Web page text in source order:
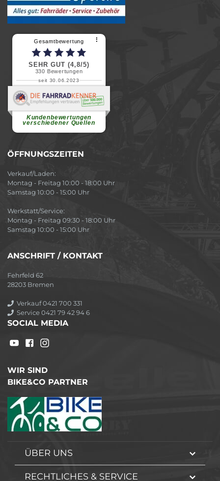
Gesamtbewertung ⠇
SEHR GUT (4,8/5)
330 Bewertungen
seit 30.06.2023
Kundenbewertungen
verschiedener Quellen
Renate H.
Vielen Dank für ein herzliches
ÖFFNUNGSZEITEN
Verkauf/Laden:
Montag - Freitag 10:00 - 18:00 Uhr
Samstag 10:00 - 15:00 Uhr
Werkstatt/Service:
Montag - Freitag 09:30 - 18:00 Uhr
Samstag 10:00 - 15:00 Uhr
ANSCHRIFT / KONTAKT
Fehrfeld 62
28203 Bremen
Verkauf 0421 700 331
Service 0421 79 42 94 6
SOCIAL MEDIA
WIR SIND
BIKE&CO PARTNER
ÜBER UNS
RECHTLICHES & SERVICE